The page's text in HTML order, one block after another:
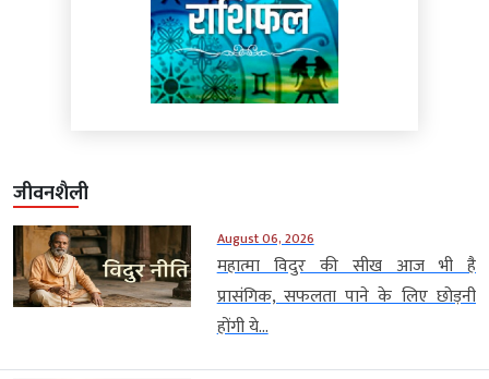
जीवनशैली
August 06, 2026
महात्मा विदुर की सीख आज भी है
प्रासंगिक, सफलता पाने के लिए छोड़नी
होंगी ये...